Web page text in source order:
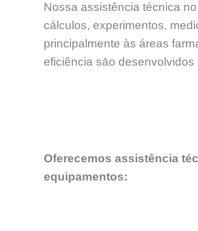
Nossa assistência técnica
cálculos, experimentos,
principalmente às áreas
eficiência sāo
Oferecemos assistência
equipamentos: